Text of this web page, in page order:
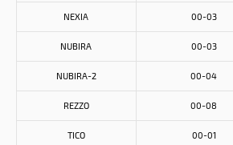
NEXIA 00-03
NUBIRA 00-03
NUBIRA-2 00-04
REZZO 00-08
TICO 00-01